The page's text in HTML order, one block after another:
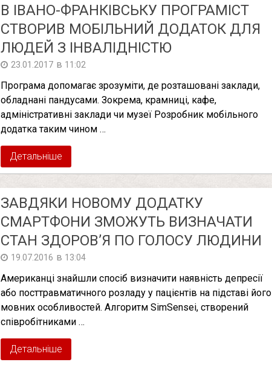
В ІВАНО-ФРАНКІВСЬКУ ПРОГРАМІСТ
СТВОРИВ МОБІЛЬНИЙ ДОДАТОК ДЛЯ
ЛЮДЕЙ З ІНВАЛІДНІСТЮ
23.01.2017 в 11:02
Програма допомагає зрозуміти, де розташовані заклади,
обладнані пандусами. Зокрема, крамниці, кафе,
адміністративні заклади чи музеї Розробник мобільного
додатка таким чином …
Детальніше
ЗАВДЯКИ НОВОМУ ДОДАТКУ
СМАРТФОНИ ЗМОЖУТЬ ВИЗНАЧАТИ
СТАН ЗДОРОВ’Я ПО ГОЛОСУ ЛЮДИНИ
19.07.2016 в 13:04
Американці знайшли спосіб визначити наявність депресії
або посттравматичного розладу у пацієнтів на підставі його
мовних особливостей. Алгоритм SimSensei, створений
співробітниками …
Детальніше